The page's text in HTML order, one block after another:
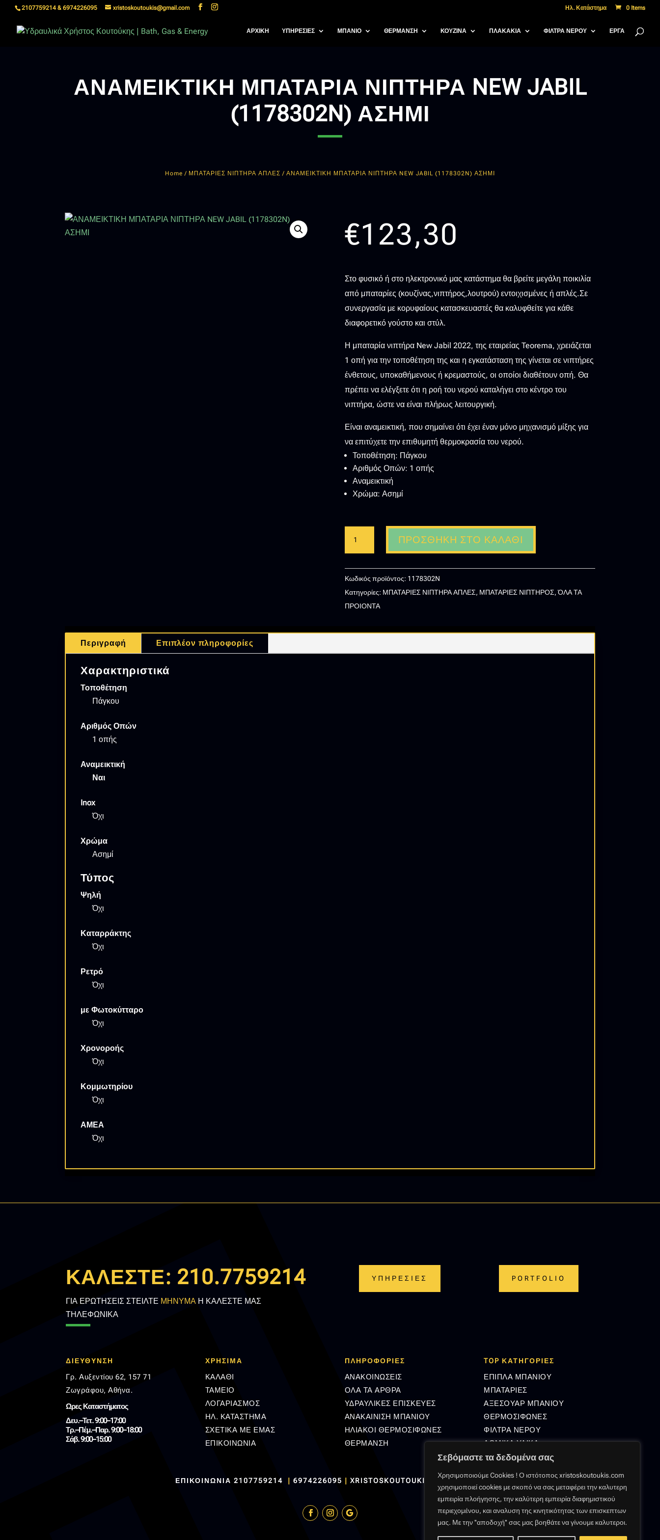
Σεβόμαστε τα δεδομένα σας
Χρησιμοποιούμε Cookies ! Ο ιστότοπος xristoskoutoukis.com
χρησιμοποιεί cookies με σκοπό να σας μεταφέρει την καλυτερη
εμπειρία πλοήγησης, την καλύτερη εμπειρία διαφημιστικού
περιεχομένου, και αναλυση της κινητικότητας των επισκεπτων
μας. Με την ''αποδοχή'' σας μας βοηθάτε να γίνουμε καλυτεροι.
2107759214 & 6974226095 xristoskoutoukis@gmail.com Ηλ. Κατάστημα 0 Items
ΑΡΧΙΚΗ ΥΠΗΡΕΣΙΕΣ ΜΠΑΝΙΟ ΘΕΡΜΑΝΣΗ ΚΟΥΖΙΝΑ ΠΛΑΚΑΚΙΑ ΦΙΛΤΡΑ ΝΕΡΟΥ ΈΡΓΑ
ΑΝΑΜΕΙΚΤΙΚΗ ΜΠΑΤΑΡΙΑ ΝΙΠΤΗΡΑ NEW JABIL
(1178302N) ΑΣΗΜΙ
Home / ΜΠΑΤΑΡΙΕΣ ΝΙΠΤΗΡΑ ΑΠΛΕΣ / ΑΝΑΜΕΙΚΤΙΚΗ ΜΠΑΤΑΡΙΑ ΝΙΠΤΗΡΑ NEW JABIL (1178302N) ΑΣΗΜΙ
€123,30
Στο φυσικό ή στο ηλεκτρονικό μας κατάστημα θα βρείτε μεγάλη ποικιλία
από μπαταρίες (κουζίνας,νιπτήρος,λουτρού) εντοιχισμένες ή απλές.Σε
συνεργασία με κορυφαίους κατασκευαστές θα καλυφθείτε για κάθε
διαφορετικό γούστο και στύλ.
Η μπαταρία νιπτήρα New Jabil 2022, της εταιρείας Teorema, χρειάζεται
1 οπή για την τοποθέτηση της και η εγκατάσταση της γίνεται σε νιπτήρες
ένθετους, υποκαθήμενους ή κρεμαστούς, οι οποίοι διαθέτουν οπή. Θα
πρέπει να ελέγξετε ότι η ροή του νερού καταλήγει στο κέντρο του
νιπτήρα, ώστε να είναι πλήρως λειτουργική.
Είναι αναμεικτική, που σημαίνει ότι έχει έναν μόνο μηχανισμό μίξης για
να επιτύχετε την επιθυμητή θερμοκρασία του νερού.
Τοποθέτηση: Πάγκου
Αριθμός Οπών: 1 οπής
Αναμεικτική
Χρώμα: Ασημί
(1178302N)
ΠΡΟΣΘΉΚΗ ΣΤΟ ΚΑΛΆΘΙ
Κωδικός προϊόντος: 1178302N
Κατηγορίες: ΜΠΑΤΑΡΙΕΣ ΝΙΠΤΗΡΑ ΑΠΛΕΣ, ΜΠΑΤΑΡΙΕΣ ΝΙΠΤΗΡΟΣ,ΌΛΑ ΤΑ
ΠΡΟΙΟΝΤΑ
Περιγραφή Επιπλέον πληροφορίες
Χαρακτηριστικά
Τοποθέτηση
Πάγκου
Αριθμός Οπών
1 οπής
Αναμεικτική
Ναι
Inox
Όχι
Χρώμα
Ασημί
Τύπος
Ψηλή
Όχι
Καταρράκτης
Όχι
Ρετρό
Όχι
με Φωτοκύτταρο
Όχι
Χρονοροής
Όχι
Κομμωτηρίου
Όχι
ΑΜΕΑ
Όχι
ΚΑΛΕΣΤΕ: 210.7759214
ΓΙΑ ΕΡΩΤΗΣΕΙΣ ΣΤΕΙΛΤΕ ΜΗΝΥΜΑ Η ΚΑΛΕΣΤΕ ΜΑΣ
ΤΗΛΕΦΩΝΙΚΑ
ΥΠΗΡΕΣΙΕΣ PORTFOLIO
ΔΙΕΥΘΥΝΣΗ
Γρ. Αυξεντίου 62, 157 71
Ζωγράφου, Αθήνα.
Ωρες Καταστήματος
Δευ.–Τετ. 9:00–17:00
Τρ.–Πέμ.–Παρ. 9:00–18:00
Σάβ. 9:00–15:00
ΧΡΗΣΙΜΑ
ΚΑΛΑΘΙ
ΤΑΜΕΙΟ
ΛΟΓΑΡΙΑΣΜΟΣ
ΗΛ. ΚΑΤΑΣΤΗΜΑ
ΣΧΕΤΙΚΑ ΜΕ ΕΜΑΣ
ΕΠΙΚΟΙΝΩΝΙΑ
ΠΛΗΡΟΦΟΡΊΕΣ
ΑΝΑΚΟΙΝΩΣΕΙΣ
ΟΛΑ ΤΑ ΑΡΘΡΑ
ΥΔΡΑΥΛΙΚΕΣ ΕΠΙΣΚΕΥΕΣ
ΑΝΑΚΑΙΝΙΣΗ ΜΠΑΝΙΟΥ
ΗΛΙΑΚΟΙ ΘΕΡΜΟΣΙΦΩΝΕΣ
ΘΕΡΜΑΝΣΗ
TOP ΚΑΤΗΓΟΡΙΕΣ
ΕΠΙΠΛΑ ΜΠΑΝΙΟΥ
ΜΠΑΤΑΡΙΕΣ
ΑΞΕΣΟΥΑΡ ΜΠΑΝΙΟΥ
ΘΕΡΜΟΣΙΦΩΝΕΣ
ΦΙΛΤΡΑ ΝΕΡΟΥ
ΔΟΜΙΚΑ ΥΛΙΚΑ
ΕΠΙΚΟΙΝΩΝΙΑ 2107759214 6974226095 XRISTOSKOUTOUKIS@GMAIL.COM